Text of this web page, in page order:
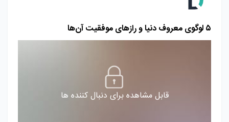
۵ لوگوی معروف دنیا و رازهای موفقیت آن‌ها
قابل مشاهده برای دنبال کننده ها